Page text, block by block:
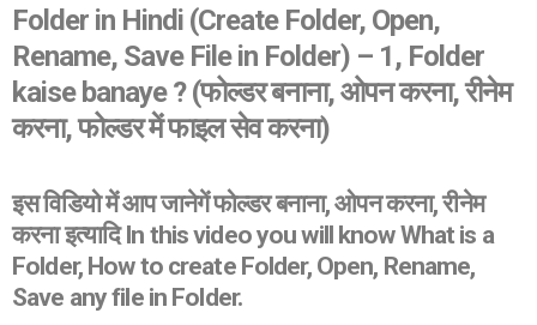
Folder in Hindi (Create Folder, Open,
Rename, Save File in Folder) – 1, Folder
kaise banaye ? (फोल्डर बनाना, ओपन करना, रीनेम
करना, फोल्डर में फाइल सेव करना)
इस विडियो में आप जानेगें फोल्डर बनाना, ओपन करना, रीनेम
करना इत्यादि In this video you will know What is a
Folder, How to create Folder, Open, Rename,
Save any file in Folder.